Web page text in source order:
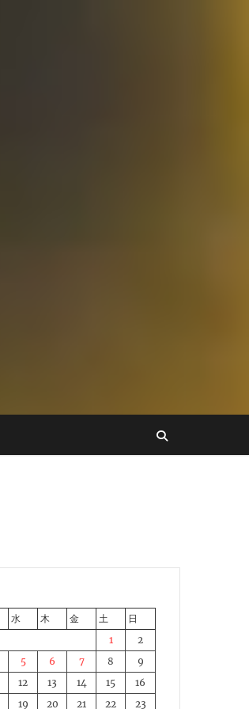
水 木 金 土
日
1
2
5 6 7 8
9
12 13 14 15
16
19 20 21 22
23